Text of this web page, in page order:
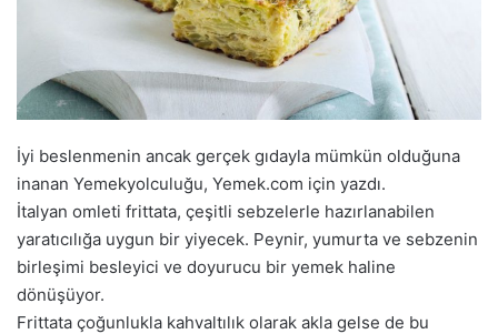
t
a
g
n
d
e
r
İyi beslenmenin ancak gerçek gıdayla mümkün olduğuna
inanan Yemekyolculuğu, Yemek.com için yazdı.
İtalyan omleti frittata, çeşitli sebzelerle hazırlanabilen
yaratıcılığa uygun bir yiyecek. Peynir, yumurta ve sebzenin
birleşimi besleyici ve doyurucu bir yemek haline
dönüşüyor.
Frittata çoğunlukla kahvaltılık olarak akla gelse de bu